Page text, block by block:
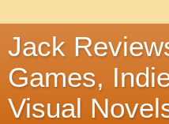
Jack
Games,
Visual